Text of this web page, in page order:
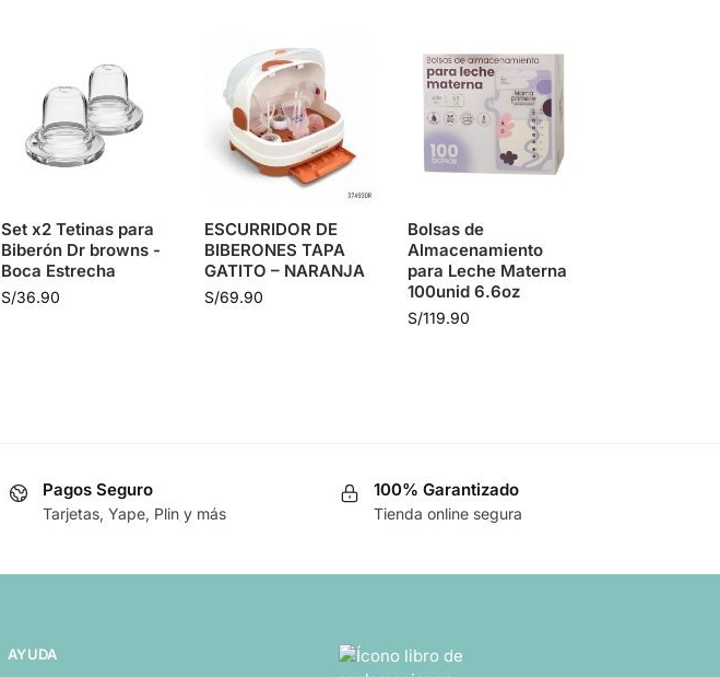
Set x2 Tetinas para
Biberón Dr browns -
Boca Estrecha
S/36.90
ESCURRIDOR DE
BIBERONES TAPA
GATITO – NARANJA
S/69.90
Bolsas de
Almacenamiento
para Leche Materna
100unid 6.6oz
S/119.90
Pagos Seguro
Tarjetas, Yape, Plin y más
100% Garantizado
Tienda online segura
AYUDA